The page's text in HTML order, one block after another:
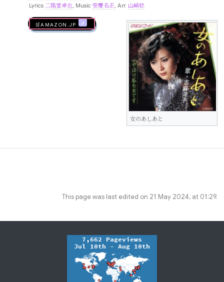
Lyrics 二階堂卓也, Music 安慶名正, Arr. 山崎稔
女のあしあと
🛒AMAZON.jp
This page was last edited on 21 May 2024, at 01:29.